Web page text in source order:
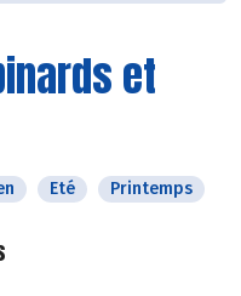
et
Eté Printemps